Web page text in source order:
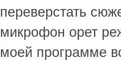
переверстать
микрофон орет
моей программе